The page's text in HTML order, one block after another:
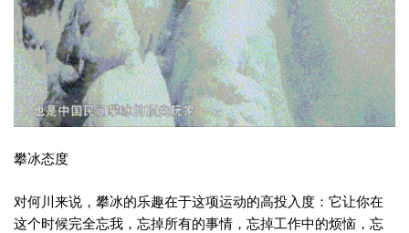
攀冰态度
对何川来说，攀冰的乐趣在于这项运动的高投入度：它让你在
这个时候完全忘我，忘掉所有的事情，忘掉工作中的烦恼，忘